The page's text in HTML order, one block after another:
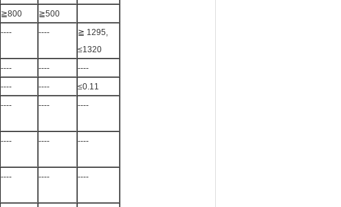
≧800 ≧500
---- ----
≧ 1295,
≤1320
---- ---- ----
---- ---- ≤0.11
---- ---- ----
---- ---- ----
---- ---- ----